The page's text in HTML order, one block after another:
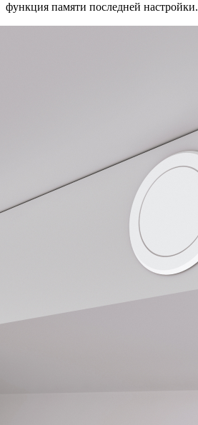
функция памяти последней настройки.